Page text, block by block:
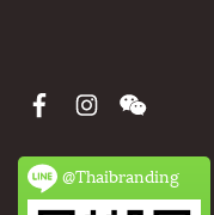
@Thaibranding